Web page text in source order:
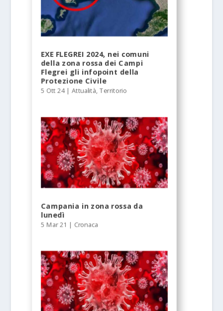
EXE FLEGREI 2024, nei comuni
della zona rossa dei Campi
Flegrei gli infopoint della
Protezione Civile
5 Ott 24|Attualità,Territorio
Campania in zona rossa da
lunedì
5 Mar 21 | Cronaca